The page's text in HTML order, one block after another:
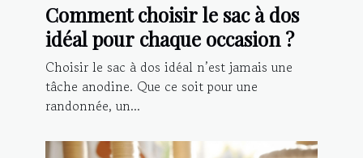
Comment choisir le sac à dos
idéal pour chaque occasion ?
Choisir le sac à dos idéal n’est jamais une
tâche anodine. Que ce soit pour une
randonnée, un...